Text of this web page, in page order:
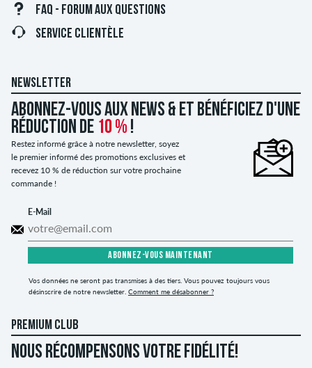
FAQ - FORUM AUX QUESTIONS
SERVICE CLIENTÈLE
NEWSLETTER
Abonnez-vous aux news & et bénéficiez d'une
réduction de 10 % !
Restez informé grâce à notre newsletter, soyez
le premier informé des promotions exclusives et
recevez 10 % de réduction sur votre prochaine
commande !
E-Mail
ABONNEZ-VOUS MAINTENANT
Vos données ne seront pas transmises à des tiers. Vous pouvez toujours vous
désinscrire de notre newsletter. Comment me désabonner ?
PREMIUM CLUB
NOUS RÉCOMPENSONS VOTRE FIDÉLITÉ!